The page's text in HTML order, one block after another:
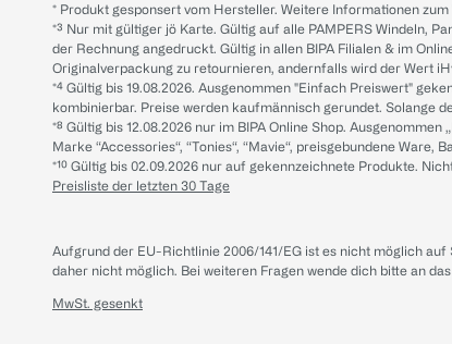
* Produkt gesponsert vom Hersteller. Weitere Informationen
*³ Nur mit gültiger jö Karte. Gültig auf alle PAMPERS Windeln,
der Rechnung angedruckt. Gültig in allen BIPA Filialen & im
Originalverpackung zu retournieren, andernfalls wird der Wert
*⁴ Gültig bis 19.08.2026. Ausgenommen "Einfach Preiswert"
kombinierbar. Preise werden kaufmännisch gerundet. Solange
*⁸ Gültig bis 12.08.2026 nur im BIPA Online Shop.
Marke “Accessories“, “Tonies“, “Mavie“, preisgebundene
*¹⁰ Gültig bis 02.09.2026 nur auf gekennzeichnete Produkte.
Preisliste der letzten 30 Tage
Aufgrund der EU-Richtlinie 2006/141/EG ist es nicht möglich
daher nicht möglich. Bei weiteren Fragen wende dich bitte an das
MwSt. gesenkt